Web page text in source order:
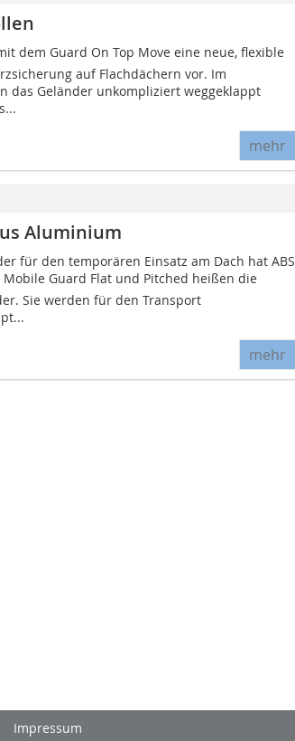
dem Guard On Top Move eine neue, flexible
auf Flachdächern vor. Im
das Geländer unkompliziert weggeklappt
mehr
Aluminium
für den temporären Einsatz am Dach hat ABS
Guard Flat und Pitched heißen die
Sie werden für den Transport
mehr
Impressum